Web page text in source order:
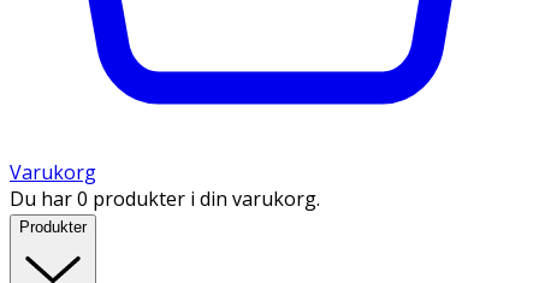
Varukorg
Du har 0 produkter i din varukorg.
Produkter